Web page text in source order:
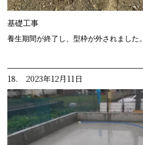
基礎工事
養生期間が終了し、型枠が外されました。
18. 2023年12月11日